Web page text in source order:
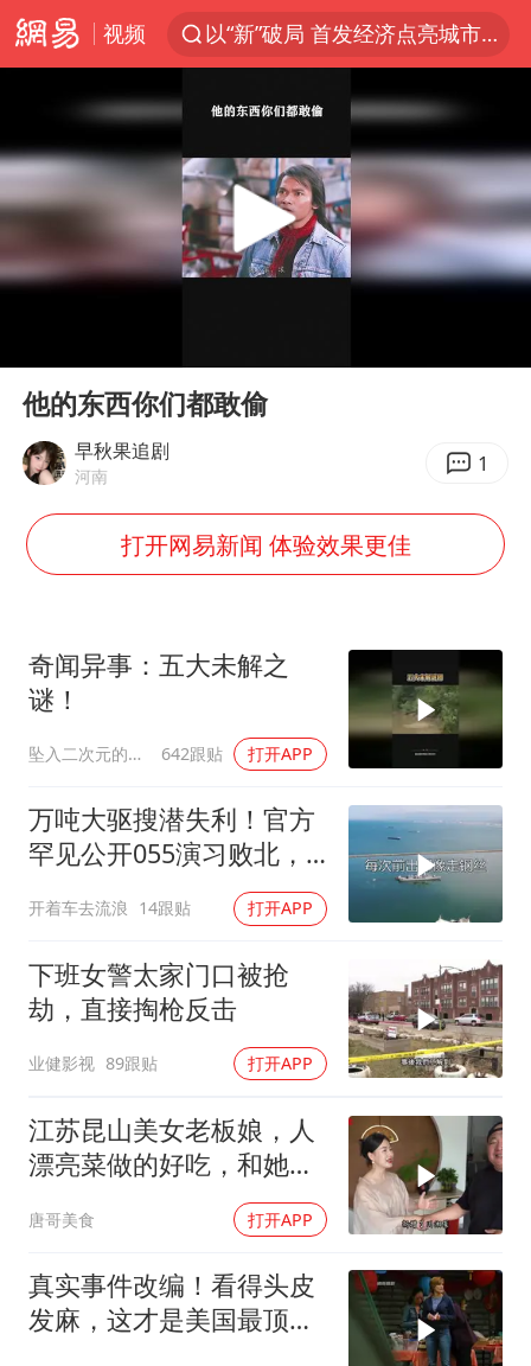
视频
以“新”破局 首发经济点亮城市消费活力
Meta被判支付5.67亿美元
阿根廷足协发文力挺因凡蒂诺
中国稀土盘中涨停
A股开盘：民爆、CPO等概念走强
日本广岛民众举行游行反对政府行径
日韩股市高开跳水 SK海力士下挫转跌
台风白海豚最新路径研判来了
OpenAI为免费用户升级GPT-5.6 Luna
粉笔发布“自曝式”公开信
我国编制完成新版全月地质图
现代版摸金校尉落网查获400多枚古币
毛宁转发梯田音乐会视频海外网友赞叹
Play
他的东西你们都敢偷
早秋果追剧
河南 1
打开网易新闻 体验效果更佳
奇闻异事：五大未解之
谜！
坠入二次元的海洋 642跟贴 打开APP
万吨大驱搜潜失利！官方
罕见公开055演习败北，
开着车去流浪 14跟贴 打开APP
下班女警太家门口被抢
劫，直接掏枪反击
业健影视 89跟贴 打开APP
江苏昆山美女老板娘，人
漂亮菜做的好吃，和她小
唐哥美食 打开APP
真实事件改编！看得头皮
发麻，这才是美国最顶级